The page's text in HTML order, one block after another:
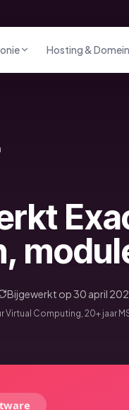
Hosting &
Bijgewerkt op30 april
Virtual Computing, 20+ jaar